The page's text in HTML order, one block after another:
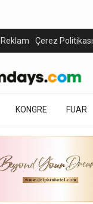
Reklam Çerez Politikası
KONGRE FUAR